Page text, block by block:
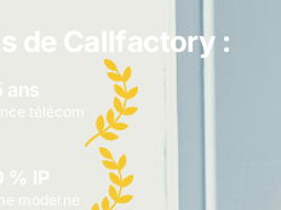
de Callfactory :
ans
télécom
% IP
moderne